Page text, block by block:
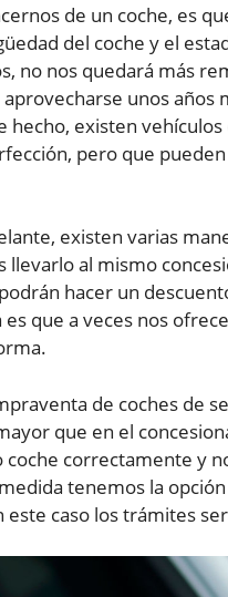
de un coche, es
del coche y el
no nos quedará más
unos años
existen
pero que
existen varias
llevarlo al mismo
hacer un
que a veces nos
de coches de
que en el
correctamente y
tenemos la
caso los trámites